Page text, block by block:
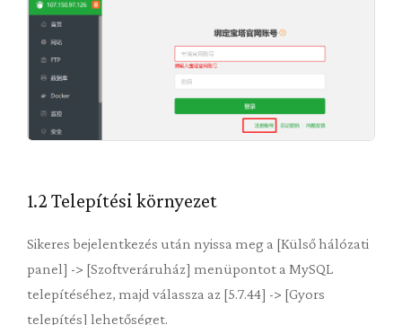
1.2 Telepítési környezet
Sikeres bejelentkezés után nyissa meg a [Külső hálózati
panel] -> [Szoftveráruház] menüpontot a MySQL
telepítéséhez, majd válassza az [5.7.44] -> [Gyors
telepítés] lehetőséget.